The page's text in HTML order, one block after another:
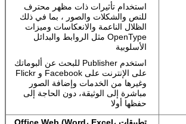
استخدام تأثيرات ذات مظهر محترف
للنص والشكلات والصور ، بما في ذلك
الظلال الناعمة والانعكاسات وميزات
OpenType مثل الروابط والبدائل
الأسلوبية
استخدم Publisher للبحث عن ألبوماتك
على الإنترنت على Facebook و Flickr
وغيرها من الخدمات وإضافة الصور
مباشرة إلى الوثيقة، دون الحاجة إلى
حفظها أولا